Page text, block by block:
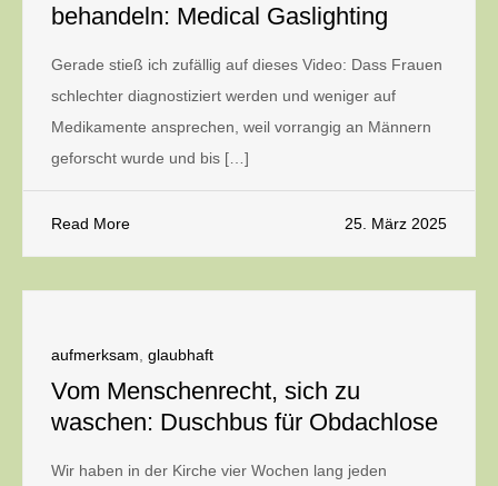
behandeln: Medical Gaslighting
Gerade stieß ich zufällig auf dieses Video: Dass Frauen
schlechter diagnostiziert werden und weniger auf
Medikamente ansprechen, weil vorrangig an Männern
geforscht wurde und bis […]
Read More 25. März 2025
aufmerksam glaubhaft
Vom Menschenrecht, sich zu
waschen: Duschbus für Obdachlose
Wir haben in der Kirche vier Wochen lang jeden